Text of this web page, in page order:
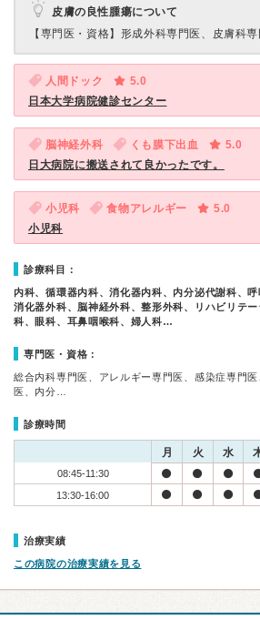
皮膚の良性腫瘍について
【専門医・資格】 形成外科専門医、皮膚科専
人間ドック
5.0
日本大学病院健診センター
脳神経外科 くも膜下出血
5.0
日大病院に搬送されて良かったです。
小児科 食物アレルギー
5.0
小児科
診療科目：
内科、循環器内科、消化器内科、内分泌代謝科、呼
消化器外科、脳神経外科、整形外科、リハビリテ
科、眼科、耳鼻咽喉科、婦人科…
専門医・資格：
総合内科専門医、アレルギー専門医、感染症専門
医、内分…
診療時間
月 火 水
08:45-11:30
13:30-16:00
治療実績
この病院の治療実績を見る